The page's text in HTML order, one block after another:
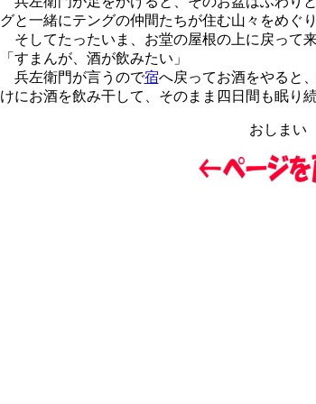
グと一緒にテングの仲間たちが住む山々をめぐり
そしてたったいま、お堂の屋根の上に戻って来
「すまんが、酒が飲みたい」
兵左衛門が言うので宿へ戻ってお酒をやると
けにお酒を飲み干して、そのまま四日間も眠り
おしまい